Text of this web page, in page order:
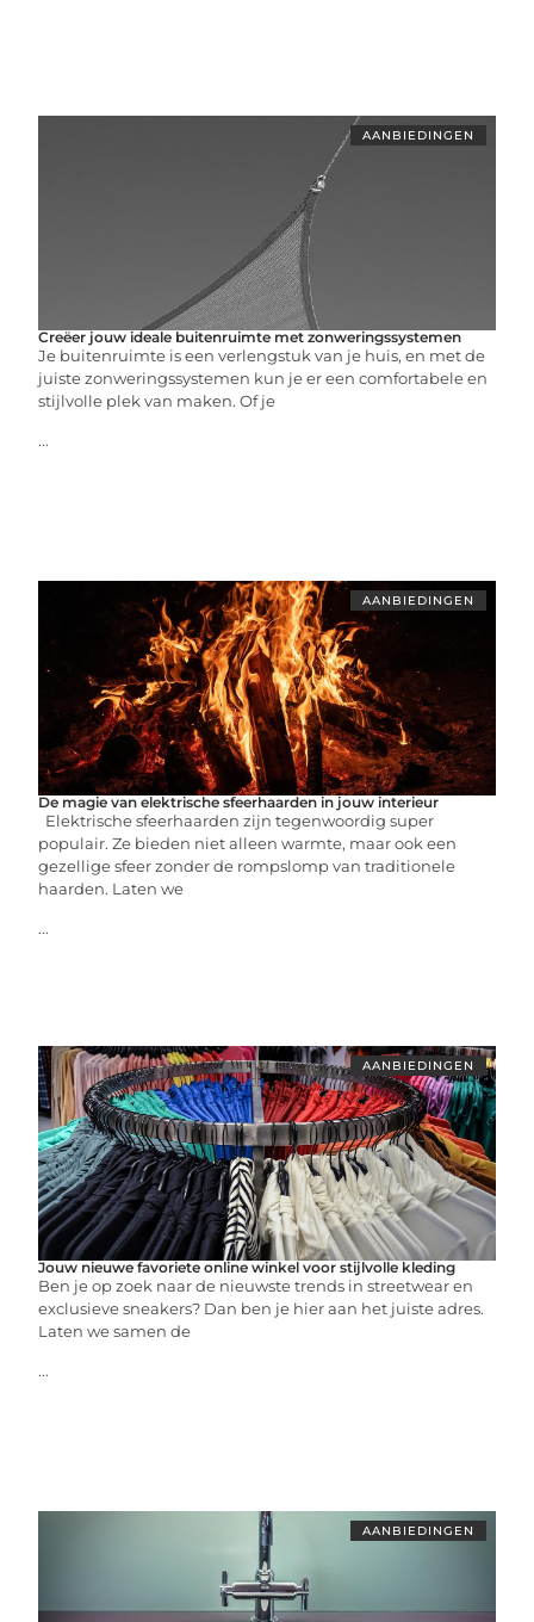
AANBIEDINGEN
Creëer jouw ideale buitenruimte met zonweringssystemen
Je buitenruimte is een verlengstuk van je huis, en met de
juiste zonweringssystemen kun je er een comfortabele en
stijlvolle plek van maken. Of je
...
AANBIEDINGEN
De magie van elektrische sfeerhaarden in jouw interieur
Elektrische sfeerhaarden zijn tegenwoordig super
populair. Ze bieden niet alleen warmte, maar ook een
gezellige sfeer zonder de rompslomp van traditionele
haarden. Laten we
...
AANBIEDINGEN
Jouw nieuwe favoriete online winkel voor stijlvolle kleding
Ben je op zoek naar de nieuwste trends in streetwear en
exclusieve sneakers? Dan ben je hier aan het juiste adres.
Laten we samen de
...
AANBIEDINGEN